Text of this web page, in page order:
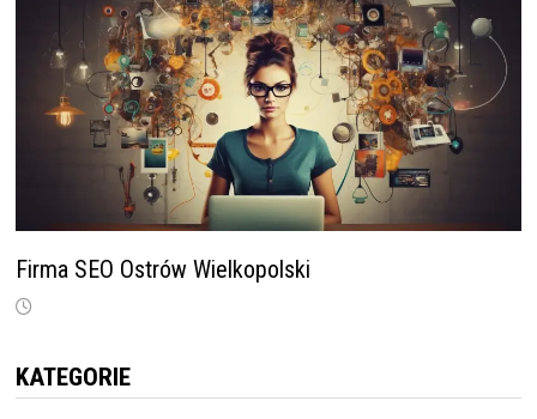
Firma SEO Ostrów Wielkopolski
KATEGORIE